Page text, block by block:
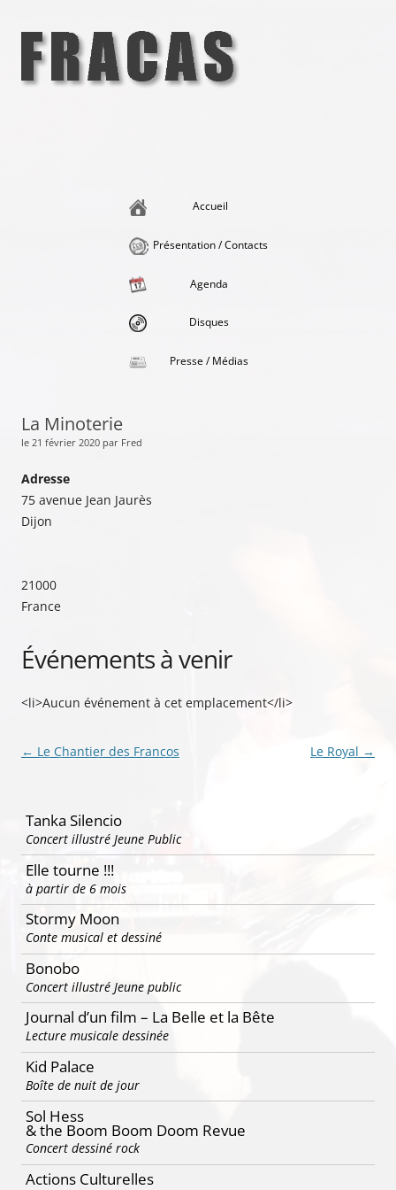
contenu
Accueil
Présentation / Contacts
Agenda
Disques
Presse / Médias
La Minoterie
le 21 février 2020 par Fred
Adresse
75 avenue Jean Jaurès
Dijon
21000
France
Événements à venir
<li>Aucun événement à cet emplacement</li>
Navigation
← Le Chantier des Francos Le Royal →
Tanka Silencio
Concert illustré Jeune Public
Elle tourne !!!
à partir de 6 mois
Stormy Moon
Conte musical et dessiné
Bonobo
Concert illustré Jeune public
Journal d’un film – La Belle et la Bête
Lecture musicale dessinée
Kid Palace
Boîte de nuit de jour
Sol Hess
& the Boom Boom Doom Revue
Concert dessiné rock
Actions Culturelles